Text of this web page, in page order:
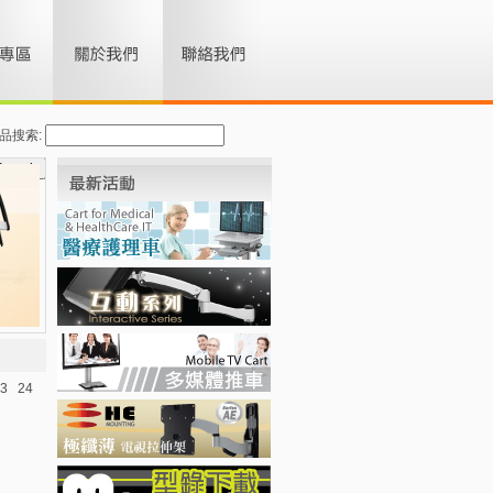
搜索:
24